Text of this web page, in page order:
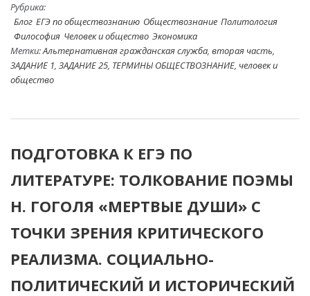
Рубрика:
Блог ЕГЭ по обществознанию Обществознание Политология
Философия Человек и общество Экономика
Метки:Альтернативная гражданская служба, вторая часть,
ЗАДАНИЕ 1, ЗАДАНИЕ 25, ТЕРМИНЫ ОБЩЕСТВОЗНАНИЕ, человек и
общество
ПОДГОТОВКА К ЕГЭ ПО
ЛИТЕРАТУРЕ: ТОЛКОВАНИЕ ПОЭМЫ
Н. ГОГОЛЯ «МЕРТВЫЕ ДУШИ» С
ТОЧКИ ЗРЕНИЯ КРИТИЧЕСКОГО
РЕАЛИЗМА. СОЦИАЛЬНО-
ПОЛИТИЧЕСКИЙ И ИСТОРИЧЕСКИЙ